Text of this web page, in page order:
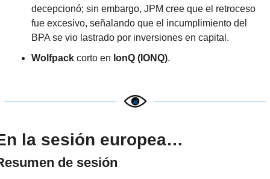
decepcionó; sin embargo, JPM cree que el retroceso
fue excesivo, señalando que el incumplimiento del
BPA se vio lastrado por inversiones en capital.
Wolfpack corto en IonQ (IONQ).
la sesión europea…
de sesión